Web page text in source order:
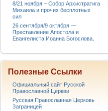
8/21 ноября – Собор Архистратига
Михаила и прочих бесплотных
сил
26 сентября/9 октября —
Преставление Апостола и
Евангелиста Иоанна Богослова.
Полезные Ссылки
Официальный сайт Русской
Православной Церкви
Русская Православная Церковь
Заграницей